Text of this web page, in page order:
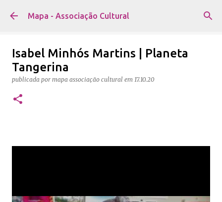
Avançar para o conteúdo principal
Mapa - Associação Cultural
Isabel Minhós Martins | Planeta
Tangerina
publicada por mapa associação cultural em 17.10.20